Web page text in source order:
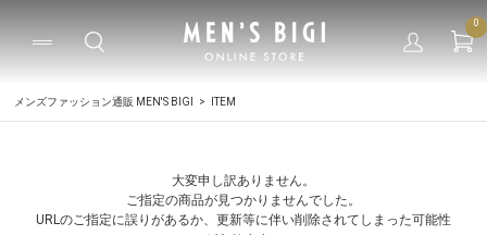
0
メンズファッション通販 MEN'S BIGI ITEM
大変申し訳ありません。
ご指定の商品が見つかりませんでした。
URLのご指定に誤りがあるか、更新等に伴い削除されてしまった可能性